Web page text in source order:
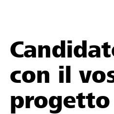
con il
progetto